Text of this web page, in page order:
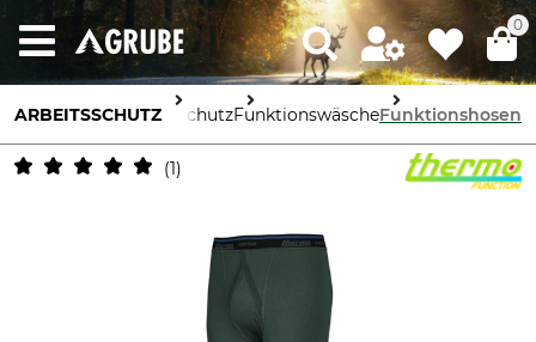
0
ARBEITSSCHUTZKörperschutzFunktionswäscheFunktionshosen
1